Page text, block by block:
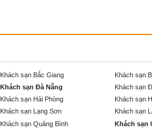
Khách sạn Bắc Giang Khách sạn
Khách sạn Đà Nẵng Khách sạn
Khách sạn Hải Phòng Khách sạn
Khách sạn Lạng Sơn Khách sạn
Khách sạn Quảng Bình Khách sạn